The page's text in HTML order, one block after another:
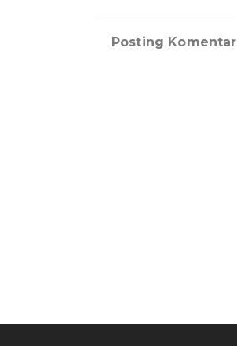
Posting Komentar